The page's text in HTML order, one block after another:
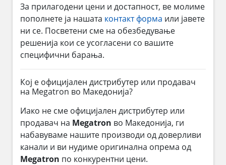
За прилагодени цени и достапност, ве молиме
пополнете ја нашата контакт форма или јавете
ни се. Посветени сме на обезбедување
решенија кои се усогласени со вашите
специфични барања.
Кој е официјален дистрибутер или продавач
на Megatron во Македонија?
Иако не сме официјален дистрибутер или
продавач на Megatron во Македонија, ги
набавуваме нашите производи од доверливи
канали и ви нудиме оригинална опрема од
Megatron по конкурентни цени.